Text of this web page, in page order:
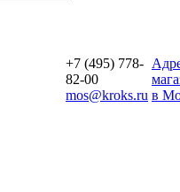
+7 (495) 778-
82-00
mos@kroks.ru в